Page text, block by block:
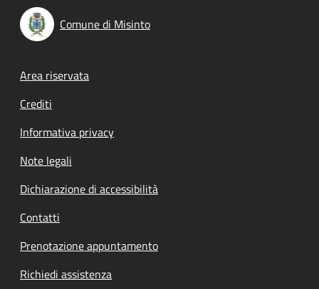
Comune di Misinto
Footer menu
Area riservata
Crediti
Informativa privacy
Note legali
Dichiarazione di accessibilità
Contatti
Prenotazione appuntamento
Richiedi assistenza